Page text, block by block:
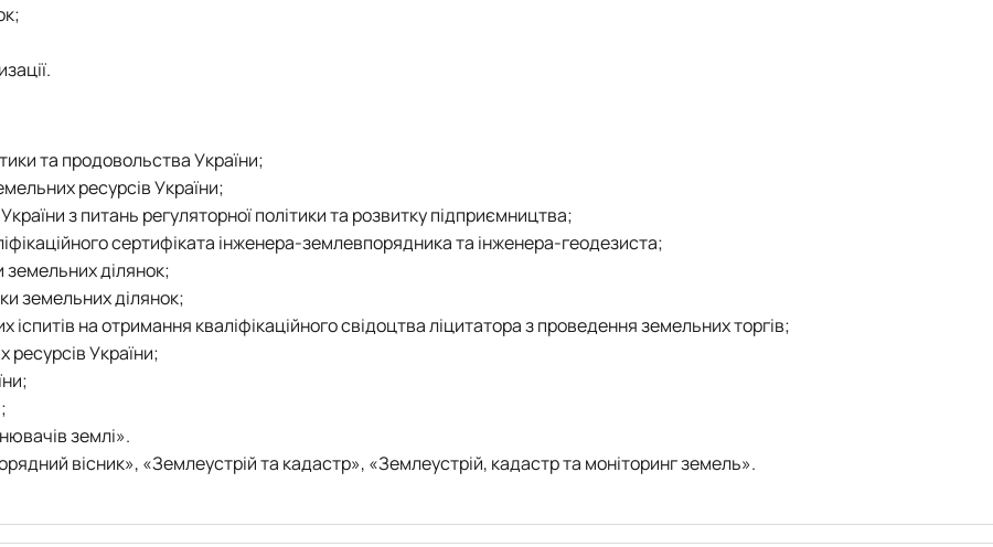
та продовольства України;
ресурсів України;
з питань регуляторної політики та розвитку підприємництва;
сертифіката інженера-землевпорядника та інженера-геодезиста;
земельних ділянок;
земельних ділянок;
іспитів на отримання кваліфікаційного свідоцтва ліцитатора з проведення земельних торгів;
України;
землі».
вісник», «Землеустрій та кадастр», «Землеустрій, кадастр та моніторинг земель».